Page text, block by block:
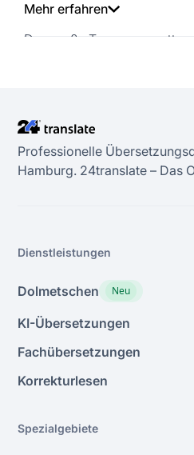
Mehr erfahren
Das große Team von
unterscheiden zwischen
Hongkong und Macau, die
Schriftzeichen in ihrem
und Übersetzungen für die
wurden. Die Unterscheidung
nicht zuletzt wegen ihres
Kränkungen durch die Wahl
Sprachvariante leicht
Professionelle
Hamburg. 24transIate – Das
Dienstleistungen
Dolmetschen Neu
KI-Übersetzungen
Fachübersetzungen
Korrekturlesen
Spezialgebiete